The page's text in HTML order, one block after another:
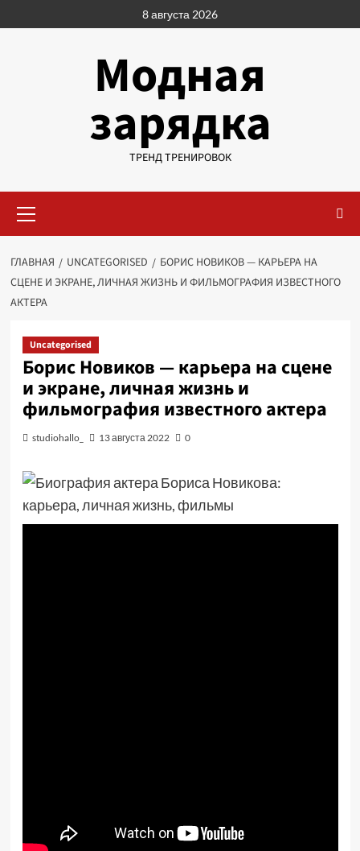
к
8 августа 2026
Модная
зарядка
ТРЕНД ТРЕНИРОВОК
меню
ГЛАВНАЯ UNCATEGORISED
БОРИС НОВИКОВ — КАРЬЕРА НА
СЦЕНЕ И ЭКРАНЕ, ЛИЧНАЯ ЖИЗНЬ И ФИЛЬМОГРАФИЯ ИЗВЕСТНОГО
АКТЕРА
Uncategorised
Борис Новиков — карьера на сцене
и экране, личная жизнь и
фильмография известного актера
studiohallo_ 13 августа 2022 0